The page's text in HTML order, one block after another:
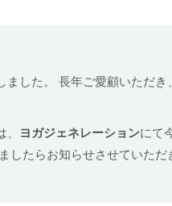
ました。 長年ご愛顧いただき
ヨガジェネレーションにて
したらお知らせさせていただ